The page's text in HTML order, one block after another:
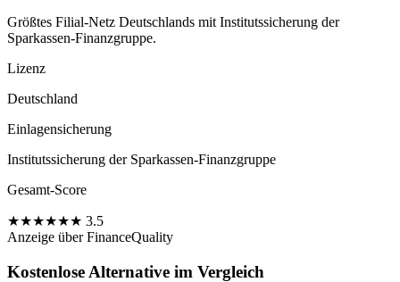
Größtes Filial-Netz Deutschlands mit Institutssicherung der
Sparkassen-Finanzgruppe.
Lizenz
Deutschland
Einlagensicherung
Institutssicherung der Sparkassen-Finanzgruppe
Gesamt-Score
★★★★★★ 3.5
Anzeige über FinanceQuality
Kostenlose Alternative im Vergleich